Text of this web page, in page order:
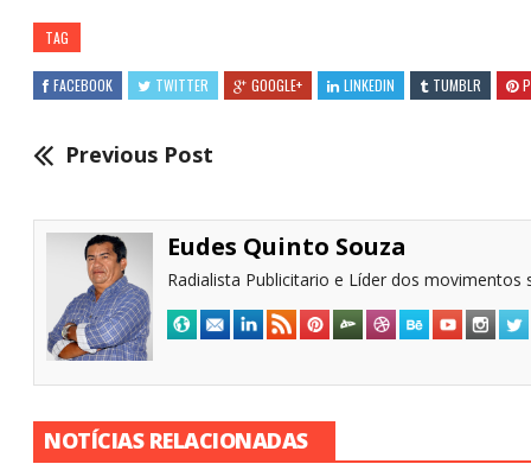
TAG
FACEBOOK TWITTER GOOGLE+ LINKEDIN TUMBLR
Previous Post
Eudes Quinto Souza
Radialista Publicitario e Líder dos movimentos
NOTÍCIAS RELACIONADAS